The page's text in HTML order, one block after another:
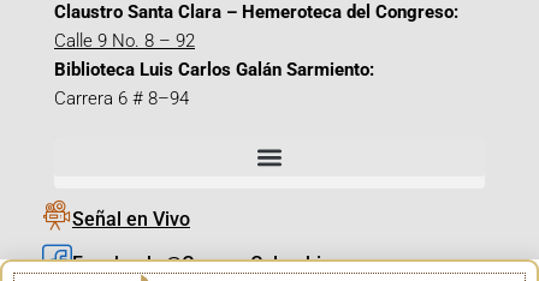
Claustro Santa Clara – Hemeroteca del Congreso:
Calle 9 No. 8 – 92
Biblioteca Luis Carlos Galán Sarmiento:
Carrera 6 # 8–94
Señal en Vivo
Facebook_@CamaraColombia